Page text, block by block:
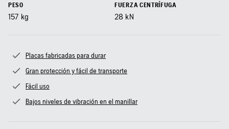
PESO
157 kg
FUERZA CENTRÍFUGA
28 kN
Placas fabricadas para durar
Gran protección y fácil de transporte
Fácil uso
Bajos niveles de vibración en el manillar